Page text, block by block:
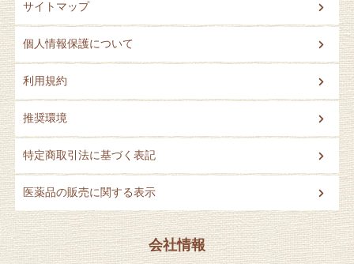
サイトマップ
個人情報保護について
利用規約
推奨環境
特定商取引法に基づく表記
医薬品の販売に関する表示
会社情報